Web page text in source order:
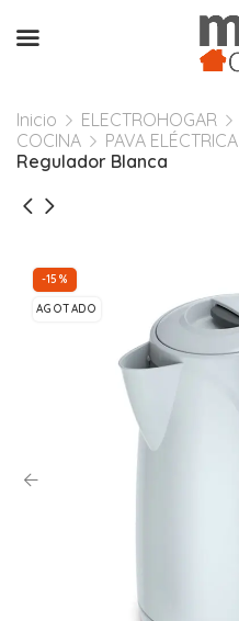
Inicio ELECTROHOGAR
COCINA
PAVA ELÉCTRICA
Regulador Blanca
-15%
AGOTADO